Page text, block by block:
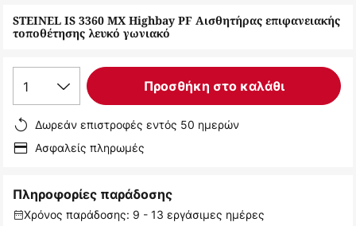
συλλογής
εικόνων
STEINEL IS 3360 MX Highbay PF Αισθητήρας επιφανειακής
τοποθέτησης λευκό γωνιακό
1 Προσθήκη στο καλάθι
Δωρεάν επιστροφές εντός 50 ημερών
Ασφαλείς πληρωμές
Πληροφορίες παράδοσης
Χρόνος παράδοσης: 9 - 13 εργάσιμες ημέρες